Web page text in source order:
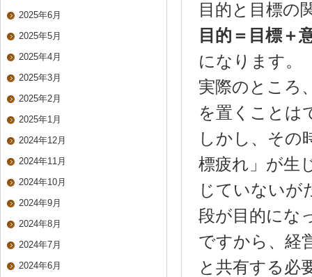
目的と目標の
目的＝目標＋
になります。
実際のところ
を置くことは
しかし、その
標疲れ」が生
じていないが
段が目的にな
ですから、経
と共有する必
2025年6月
2025年5月
2025年4月
2025年3月
2025年2月
2025年1月
2024年12月
2024年11月
2024年10月
2024年9月
2024年8月
2024年7月
2024年6月